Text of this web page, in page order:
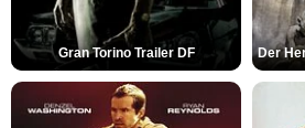
Gran Torino Trailer DF